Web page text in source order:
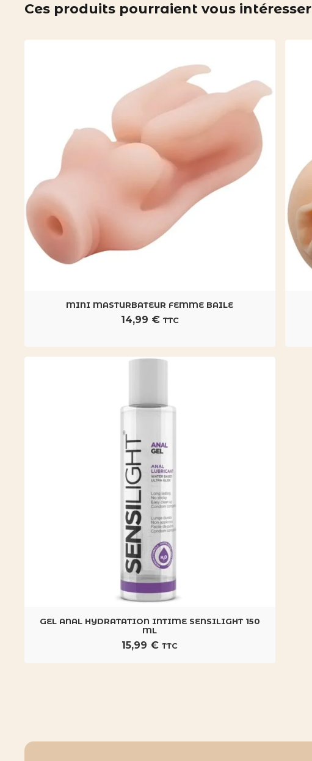
Ces produits pourraient vous intéresser
MINI MASTURBATEUR FEMME BAILE
14,99 € TTC
GEL ANAL HYDRATATION INTIME SENSILIGHT 150
ML
15,99 € TTC